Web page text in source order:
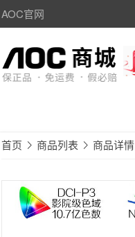
AOC官网
首页 商品列表 商品详情